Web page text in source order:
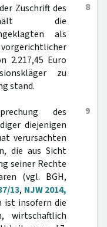
8
Zuschrift des
hält die
als
2.217,45 Euro
zu
stand.
9
des
diejenigen
verursachten
die aus Sicht
seiner Rechte
(vgl. BGH,
13, NJW 2014,
ist insofern die
wirtschaftlich